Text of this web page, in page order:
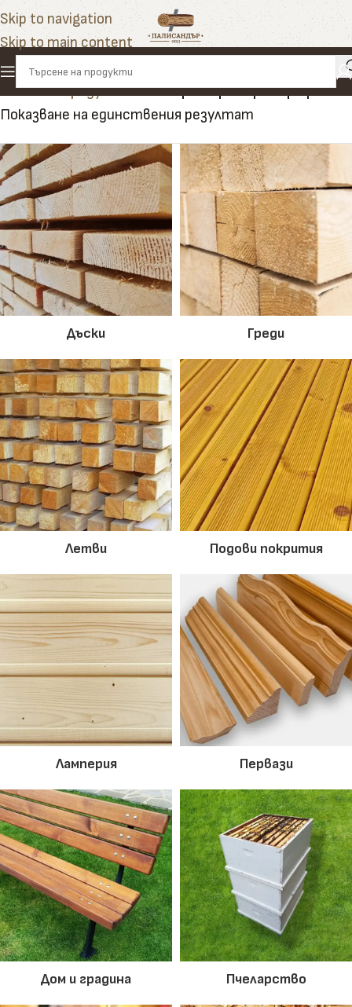
Skip to navigation
Skip to main content
Начало»Продукти»ламперия с релефен профил
Показване на единствения резултат
Дъски Греди
Летви Подови покрития
Ламперия Первази
Дом и градина Пчеларство